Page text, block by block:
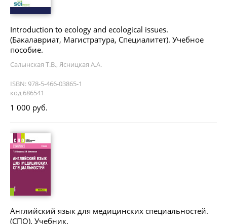
Introduction to ecology and ecological issues.
(Бакалавриат, Магистратура, Специалитет). Учебное
пособие.
Салынская Т.В., Ясницкая А.А.
ISBN: 978-5-466-03865-1
код 686541
1 000 руб.
Английский язык для медицинских специальностей.
(СПО). Учебник.